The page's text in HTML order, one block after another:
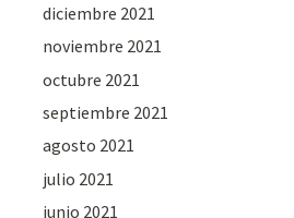
diciembre 2021
noviembre 2021
octubre 2021
septiembre 2021
agosto 2021
julio 2021
junio 2021